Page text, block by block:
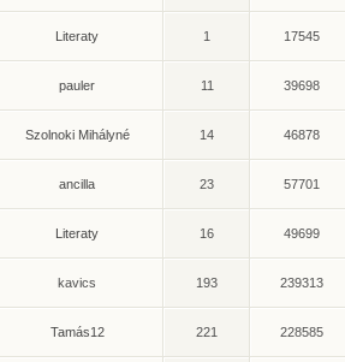
Literaty 1 17545
pauler 11 39698
Szolnoki Mihályné 14 46878
ancilla 23 57701
Literaty 16 49699
kavics 193 239313
Tamás12 221 228585